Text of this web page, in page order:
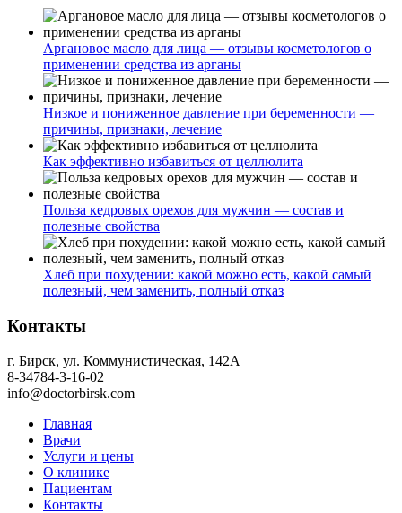
Аргановое масло для лица — отзывы косметологов о
применении средства из арганы
Низкое и пониженное давление при беременности —
причины, признаки, лечение
Как эффективно избавиться от целлюлита
Польза кедровых орехов для мужчин — состав и
полезные свойства
Хлеб при похудении: какой можно есть, какой самый
полезный, чем заменить, полный отказ
Контакты
г. Бирск, ул. Коммунистическая, 142А
8-34784-3-16-02
info@doctorbirsk.com
Главная
Врачи
Услуги и цены
О клинике
Пациентам
Контакты